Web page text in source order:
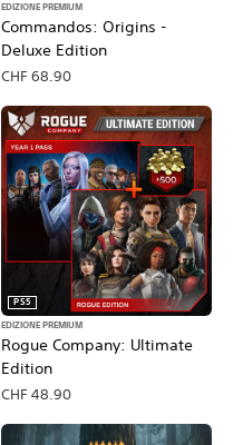
Commandos: Origins -
Deluxe Edition
EDIZIONE PREMIUM
CHF 68.90
Rogue Company: Ultimate
Edition
PS5
EDIZIONE PREMIUM
CHF 48.90